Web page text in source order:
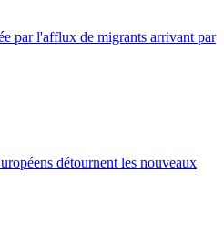
par l'afflux de migrants arrivant par
détournent les nouveaux